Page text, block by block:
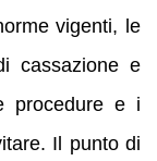
vigenti, le
cassazione e
procedure e i
Il punto di